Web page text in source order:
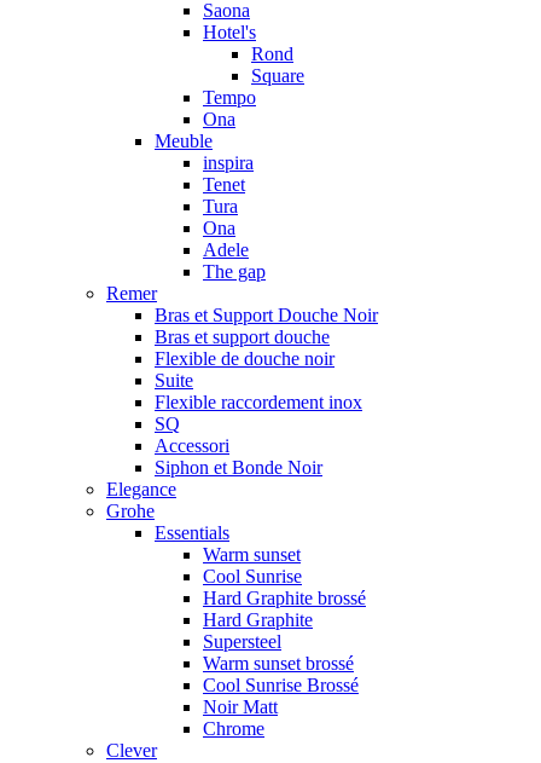
Saona
Hotel's
Rond
Square
Tempo
Ona
Meuble
inspira
Tenet
Tura
Ona
Adele
The gap
Remer
Bras et Support Douche Noir
Bras et support douche
Flexible de douche noir
Suite
Flexible raccordement inox
SQ
Accessori
Siphon et Bonde Noir
Elegance
Grohe
Essentials
Warm sunset
Cool Sunrise
Hard Graphite brossé
Hard Graphite
Supersteel
Warm sunset brossé
Cool Sunrise Brossé
Noir Matt
Chrome
Clever